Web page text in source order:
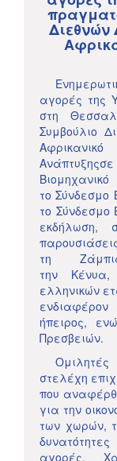
αγορές της
στη
Συμβούλιο
το Σύνδεσμο
το
εκδήλωση,
τη
την Κένυα,
ελληνικών
ήπειρος,
Πρεσβειών.
Ομιλητές
στελέχη
που
για την
των χωρών,
αγορές.